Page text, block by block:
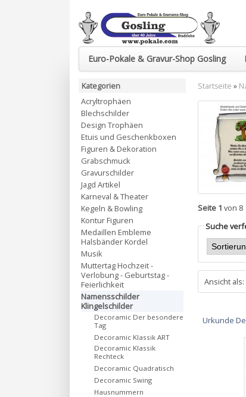
Euro-Pokale & Gravur-Shop Gosling
Startseite »
Seite 1 von 8
Suche
Ansicht als:
Urkunde
Kategorien
Acryltrophäen
Blechschilder
Design Trophäen
Etuis und Geschenkboxen
Figuren & Dekoration
Grabschmuck
Gravurschilder
Jagd Artikel
Karneval & Theater
Kegeln & Bowling
Kontur Figuren
Medaillen Embleme
Halsbänder Kordel
Musik
Muttertag Hochzeit -
Verlobung - Geburtstag -
Feierlichkeit
Namensschilder
Klingelschilder
Decoramic Der besondere
Tag
Decoramic Klassik ART
Decoramic Klassik
Rechteck
Decoramic Quadratisch
Decoramic Swing
Hausnummern